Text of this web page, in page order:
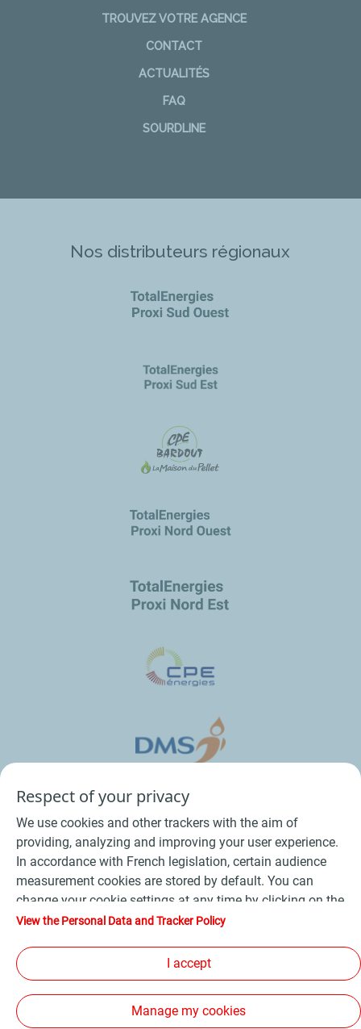
TROUVEZ VOTRE AGENCE
CONTACT
ACTUALITÉS
FAQ
SOURDLINE
Nos distributeurs régionaux
Conditions Générales de Vente Bois
Conditions Générales d’Utilisation
Cookies - Plan du site -
Les sites de la compagnie TotalEnergies
Respect of your privacy
We use cookies and other trackers with the aim of
providing, analyzing and improving your user experience.
In accordance with French legislation, certain audience
measurement cookies are stored by default. You can
change your cookie settings at any time by clicking on the
"Manage my cookies" button. By clicking on the "Accept"
device. If you click on "Decline", only the technical cookies
required for the site to function correctly will be used. For
more information, refer to the "Personal Data and Tracker
Policy" page.
View the Personal Data and Tracker Policy
I accept
Manage my cookies